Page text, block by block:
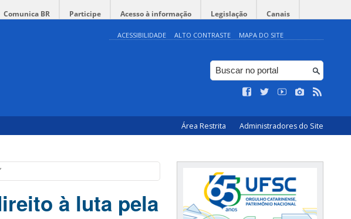
Comunica BR Participe Acesso à informação Legislação Canais
ACESSIBILIDADE ALTO CONTRASTE MAPA DO SITE
Área Restrita Administradores do Site
à luta pela